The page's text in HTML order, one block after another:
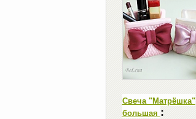
Свеча "Матрёшка"
большая :